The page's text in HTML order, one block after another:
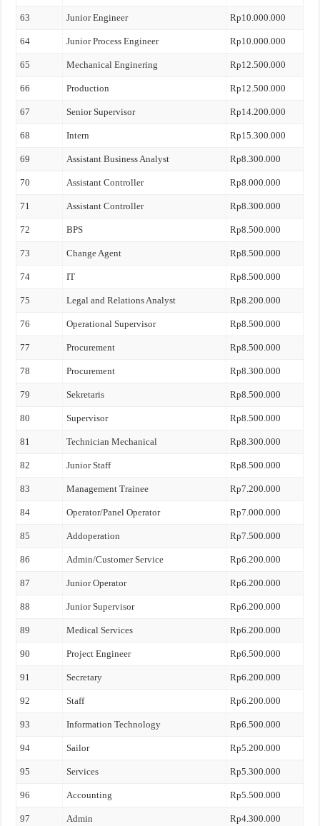
63 Junior Engineer Rp10.000.000
64 Junior Process Engineer Rp10.000.000
65 Mechanical Enginering Rp12.500.000
66 Production Rp12.500.000
67 Senior Supervisor Rp14.200.000
68 Intern Rp15.300.000
69 Assistant Business Analyst Rp8.300.000
70 Assistant Controller Rp8.000.000
71 Assistant Controller Rp8.300.000
72 BPS Rp8.500.000
73 Change Agent Rp8.500.000
74 IT Rp8.500.000
75 Legal and Relations Analyst Rp8.200.000
76 Operational Supervisor Rp8.500.000
77 Procurement Rp8.500.000
78 Procurement Rp8.300.000
79 Sekretaris Rp8.500.000
80 Supervisor Rp8.500.000
81 Technician Mechanical Rp8.300.000
82 Junior Staff Rp8.500.000
83 Management Trainee Rp7.200.000
84 Operator/Panel Operator Rp7.000.000
85 Addoperation Rp7.500.000
86 Admin/Customer Service Rp6.200.000
87 Junior Operator Rp6.200.000
88 Junior Supervisor Rp6.200.000
89 Medical Services Rp6.200.000
90 Project Engineer Rp6.500.000
91 Secretary Rp6.200.000
92 Staff Rp6.200.000
93 Information Technology Rp6.500.000
94 Sailor Rp5.200.000
95 Services Rp5.300.000
96 Accounting Rp5.500.000
97 Admin Rp4.300.000